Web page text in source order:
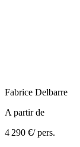
Fabrice Delbarre
A partir de
4 290 €/ pers.